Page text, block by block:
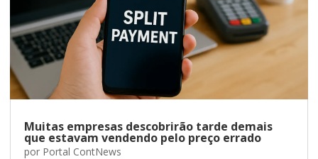
Muitas empresas descobrirão tarde demais
que estavam vendendo pelo preço errado
por Portal ContNews